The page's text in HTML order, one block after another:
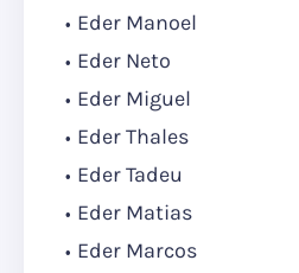
Eder Manoel
Eder Neto
Eder Miguel
Eder Thales
Eder Tadeu
Eder Matias
Eder Marcos